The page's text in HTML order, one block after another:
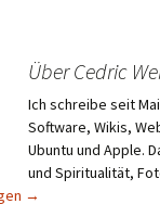
Über Cedric
Ich schreibe seit
Software, Wikis,
Ubuntu und Apple.
und Spiritualität,
→